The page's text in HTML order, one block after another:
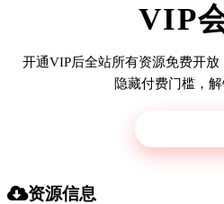
VIP
开通VIP后全站所有资源免费开
隐藏付费门槛，
资源信息